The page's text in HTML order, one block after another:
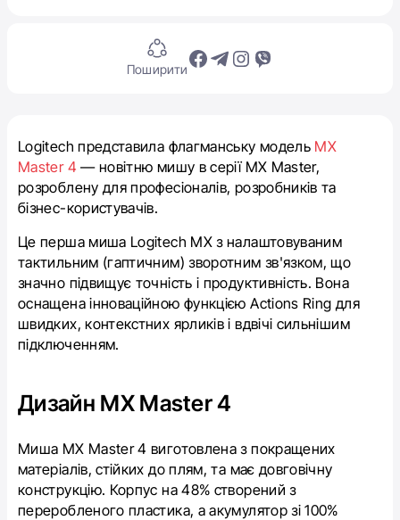
Поширити
Logitech представила флагманську модель MX
Master 4 — новітню мишу в серії MX Master,
розроблену для професіоналів, розробників та
бізнес-користувачів.
Це перша миша Logitech MX з налаштовуваним
тактильним (гаптичним) зворотним зв'язком, що
значно підвищує точність і продуктивність. Вона
оснащена інноваційною функцією Actions Ring для
швидких, контекстних ярликів і вдвічі сильнішим
підключенням.
Дизайн MX Master 4
Миша MX Master 4 виготовлена з покращених
матеріалів, стійких до плям, та має довговічну
конструкцію. Корпус на 48% створений з
переробленого пластика, а акумулятор зі 100%